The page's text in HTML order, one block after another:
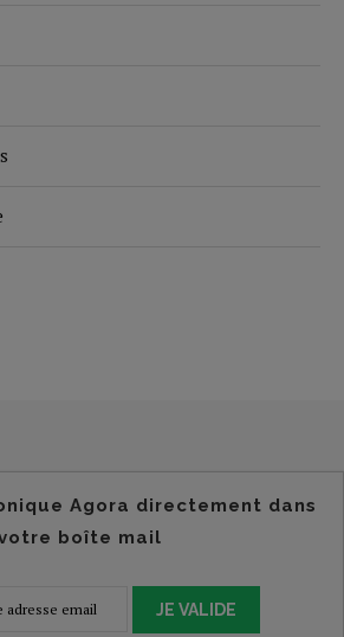
Agora directement dans
boîte mail
JE VALIDE